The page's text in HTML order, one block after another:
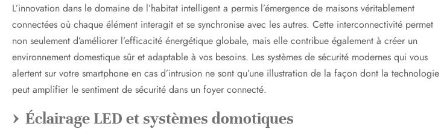
L’innovation dans le domaine de l’habitat intelligent a permis l’émergence de maisons véritablement
connectées où chaque élément interagit et se synchronise avec les autres. Cette interconnectivité permet
non seulement d’améliorer l’efficacité énergétique globale, mais elle contribue également à créer un
environnement domestique sûr et adaptable à vos besoins. Les systèmes de sécurité modernes qui vous
alertent sur votre smartphone en cas d’intrusion ne sont qu’une illustration de la façon dont la technologie
peut amplifier le sentiment de sécurité dans un foyer connecté.
Éclairage LED et systèmes domotiques